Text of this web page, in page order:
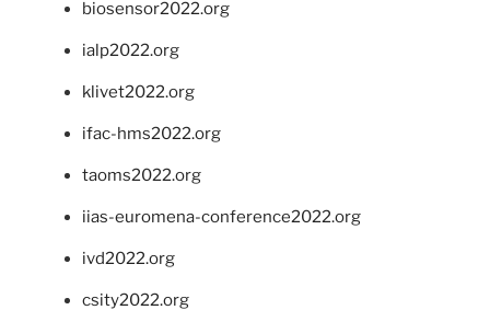
biosensor2022.org
ialp2022.org
klivet2022.org
ifac-hms2022.org
taoms2022.org
iias-euromena-conference2022.org
ivd2022.org
csity2022.org